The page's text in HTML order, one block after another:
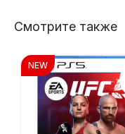
Смотрите также
NEW